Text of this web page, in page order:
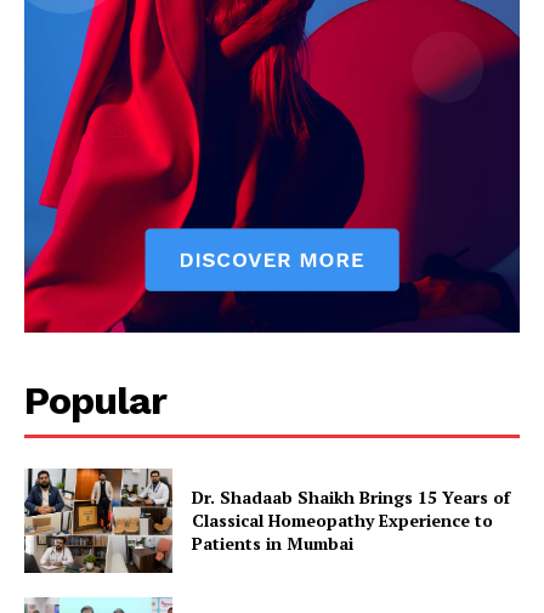
Popular
Dr. Shadaab Shaikh Brings 15 Years of
Classical Homeopathy Experience to
Patients in Mumbai